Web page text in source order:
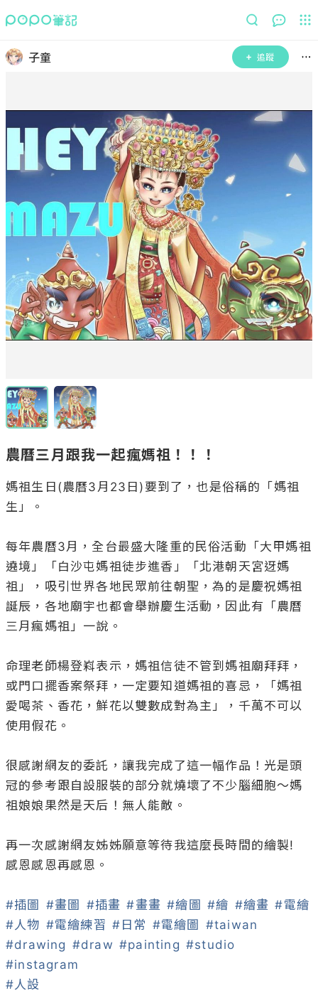
子童 追蹤
農曆三月跟我一起瘋媽祖！！！
媽祖生日(農曆3月23日)要到了，也是俗稱的「媽祖
生」。
每年農曆3月，全台最盛大隆重的民俗活動「大甲媽祖
遶境」「白沙屯媽祖徒步進香」「北港朝天宮迓媽
祖」，吸引世界各地民眾前往朝聖，為的是慶祝媽祖
誕辰，各地廟宇也都會舉辦慶生活動，因此有「農曆
三月瘋媽祖」一說。
命理老師楊登嵙表示，媽祖信徒不管到媽祖廟拜拜，
或門口擺香案祭拜，一定要知道媽祖的喜忌，「媽祖
愛喝茶、香花，鮮花以雙數成對為主」，千萬不可以
使用假花。
很感謝網友的委託，讓我完成了這一幅作品！光是頭
冠的參考跟自設服裝的部分就燒壞了不少腦細胞～媽
祖娘娘果然是天后！無人能敵。
再一次感謝網友姊姊願意等待我這麼長時間的繪製!
感恩感恩再感恩。
#插圖 #畫圖 #插畫 #畫畫 #繪圖 #繪 #繪畫 #電繪
#人物 #電繪練習 #日常 #電繪圖
#taiwan
#drawing #draw #painting #studio
#instagram
#人設